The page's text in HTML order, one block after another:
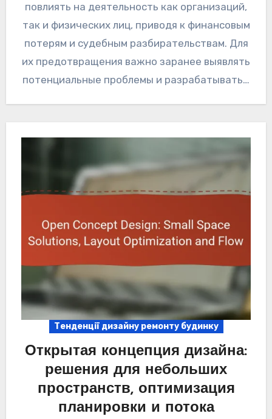
повлиять на деятельность как организаций,
так и физических лиц, приводя к финансовым
потерям и судебным разбирательствам. Для
их предотвращения важно заранее выявлять
потенциальные проблемы и разрабатывать…
Тенденції дизайну ремонту будинку
Открытая концепция дизайна:
решения для небольших
пространств, оптимизация
планировки и потока